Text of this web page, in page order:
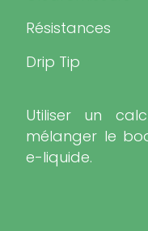
Résistances
Drip Tip
Utiliser un
mélanger le
e-liquide.